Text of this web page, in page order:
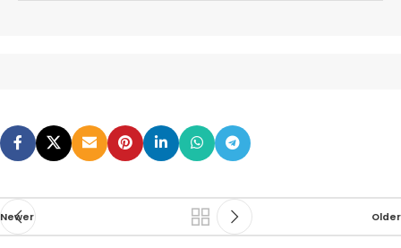
paylaşım seçenekleri sunar.
Newer Older